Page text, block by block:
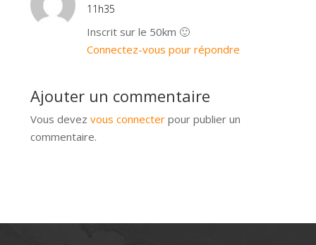
11h35
Inscrit sur le 50km 🙂
Connectez-vous pour répondre
Ajouter un commentaire
Vous devez vous connecterpour publier un
commentaire.